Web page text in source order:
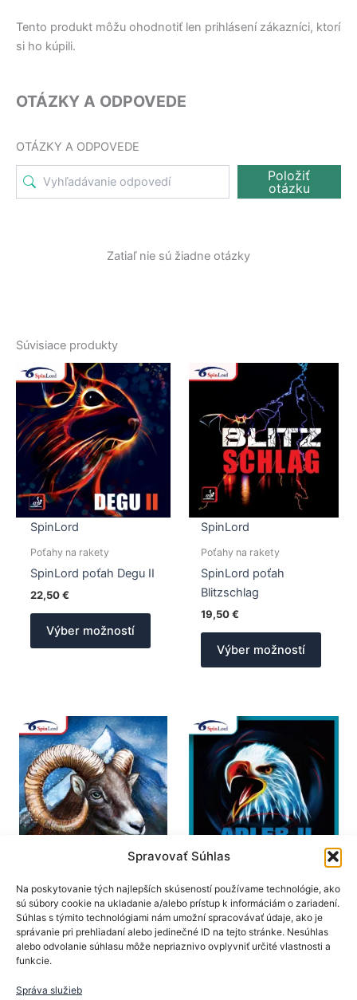
Spravovať Súhlas
Na poskytovanie tých najlepších skúseností používame technológie, ako
sú súbory cookie na ukladanie a/alebo prístup k informáciám o zariadení.
Súhlas s týmito technológiami nám umožní spracovávať údaje, ako je
správanie pri prehliadaní alebo jedinečné ID na tejto stránke. Nesúhlas
alebo odvolanie súhlasu môže nepriaznivo ovplyvniť určité vlastnosti a
funkcie.
Správa služieb
Tento produkt môžu ohodnotiť len prihlásení zákazníci, ktorí
si ho kúpili.
OTÁZKY A ODPOVEDE
OTÁZKY A ODPOVEDE
Položiť
otázku
Zatiaľ nie sú žiadne otázky
Súvisiace produkty
SpinLord
Poťahy na rakety
SpinLord poťah Degu II
22,50€
Výber možností
Tento
si
môžete
vybrať
na
stránke
produktu.
SpinLord
Poťahy na rakety
SpinLord poťah
Blitzschlag
19,50€
Výber možností
Tento
si
vybrať
na
Poťahy na rakety
SpinLord poťah
Gipfelsturm OX
19,90
Poťahy na rakety
SpinLord poťah Adler II
16,90€